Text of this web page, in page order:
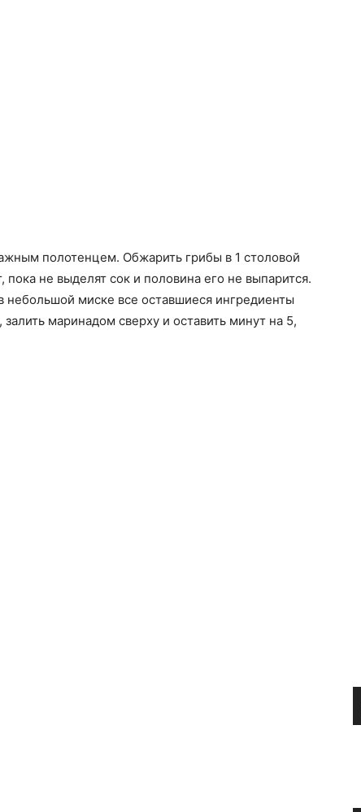
полотенцем. Обжарить грибы в 1 столовой
не выделят сок и половина его не выпарится.
миске все оставшиеся ингредиенты
маринадом сверху и оставить минут на 5,